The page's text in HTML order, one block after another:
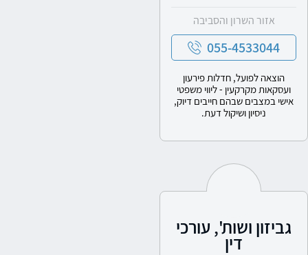
אזור השרון והסביבה
055-4533044
הוצאה לפועל, חדלות פירעון
ועסקאות מקרקעין - ליווי משפטי
אישי במצבים שבהם חייבים דיוק,
ניסיון ושיקול דעת.
גביזון ושות', עורכי
דין